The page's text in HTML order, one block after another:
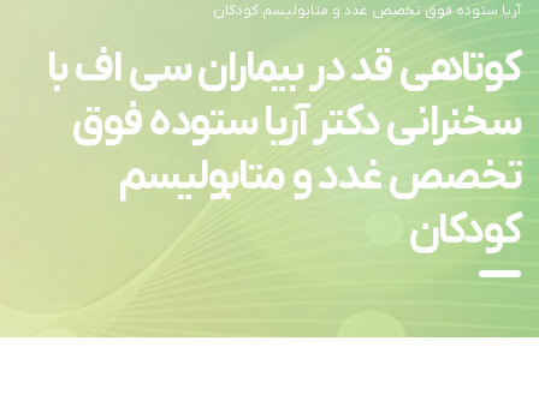
آریا ستوده فوق تخصص غدد و متابولیسم کودکان
کوتاهی قد در بیماران سی اف با
سخنرانی دکتر آریا ستوده فوق
تخصص غدد و متابولیسم
کودکان